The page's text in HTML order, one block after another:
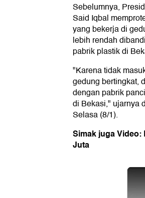
Sebelumnya,
Said Iqbal
yang bekerja di
lebih rendah
pabrik plastik di
"Karena tidak
gedung bertingkat,
dengan pabrik
di Bekasi," ujarnya
Selasa (8/1).
Simak juga Video:
Juta